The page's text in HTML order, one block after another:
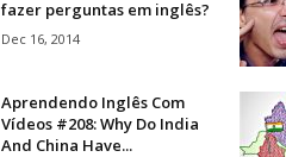
fazer perguntas em inglês?
Dec 16, 2014
Aprendendo Inglês Com
Vídeos #208: Why Do India
And China Have...